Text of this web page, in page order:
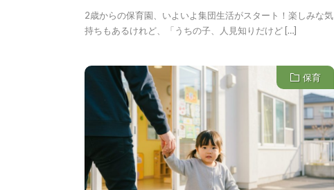
2歳からの保育園、いよいよ集団生活がスタート！楽しみな気
持ちもあるけれど、「うちの子、人見知りだけど […]
保育